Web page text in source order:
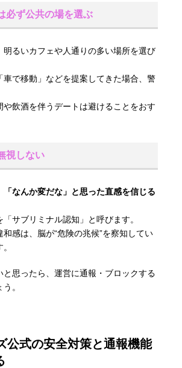
必ず公共の場を選ぶ
明るいカフェや人通りの多い場所を選び
車で移動」などを提案してきた場合、警
や飲酒を伴うデートは避けることをおす
視しない
「なんか変だな」と思った直感を信じる
サブリミナル認知」と呼びます。
和感は、脳が“危険の兆候”を察知してい
と思ったら、運営に通報・ブロックする
。
公式の安全対策と通報機能